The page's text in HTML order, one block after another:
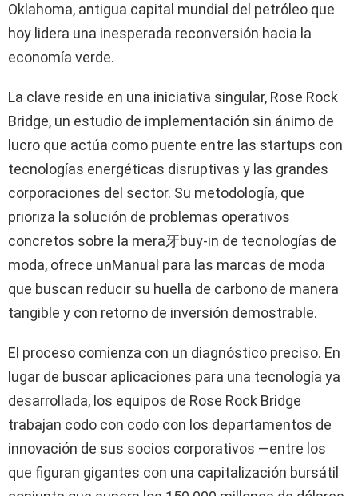
Oklahoma, antigua capital mundial del petróleo que
hoy lidera una inesperada reconversión hacia la
economía verde.
La clave reside en una iniciativa singular, Rose Rock
Bridge, un estudio de implementación sin ánimo de
lucro que actúa como puente entre las startups con
tecnologías energéticas disruptivas y las grandes
corporaciones del sector. Su metodología, que
prioriza la solución de problemas operativos
concretos sobre la mera牙buy-in de tecnologías de
moda, ofrece unManual para las marcas de moda
que buscan reducir su huella de carbono de manera
tangible y con retorno de inversión demostrable.
El proceso comienza con un diagnóstico preciso. En
lugar de buscar aplicaciones para una tecnología ya
desarrollada, los equipos de Rose Rock Bridge
trabajan codo con codo con los departamentos de
innovación de sus socios corporativos —entre los
que figuran gigantes con una capitalización bursátil